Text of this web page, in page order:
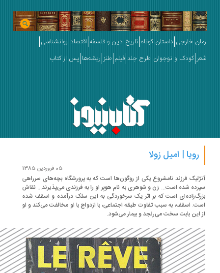
خارجی داستان کوتاه تاریخ دین و فلسفه اقتصاد روانشناسی
کودک و نوجوان طرح جلد فیلم طنز ریشه‌ها پس از کتاب
رویا | امیل زولا
فرزند نامشروع یکی از روگون‌ها است که به پرورشگاه بچه‌های سرراهی
شده است... زن و شوهری به نام هوبِر او را به فرزندی می‌پذیرند... نقاش
است که بر اثر یک سرخوردگی به این سلک درآمده و اسقف شده
اسقف، به سبب تفاوت طبقه اجتماعی،‌ با ازدواج با او مخالفت می‌کند و او
این بابت سخت می‌رنجد و بیمار می‌شود.